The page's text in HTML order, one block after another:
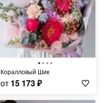
Коралловый Шик
от 15 173₽